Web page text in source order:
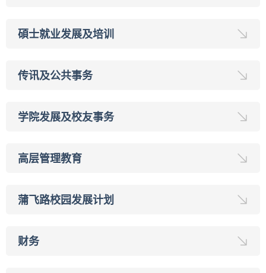
碩士就业发展及培训
传讯及公共事务
学院发展及校友事务
高层管理教育
蒲飞路校园发展计划
财务